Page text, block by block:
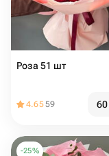
Роза 51 шт ️
4.6559
-25%